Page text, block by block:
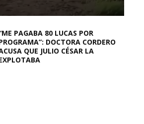
PAGABA 80 LUCAS POR
DOCTORA CORDERO
QUE JULIO CÉSAR LA